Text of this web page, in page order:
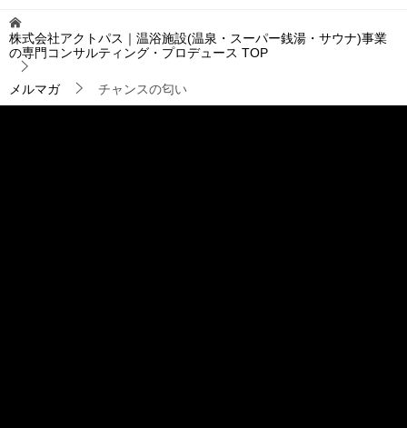
ゲ
ー
シ
ョ
ン
株式会社アクトパス｜温浴施設(温泉・スーパー銭湯・サウナ)事業
の専門コンサルティング・プロデュース TOP
メルマガ チャンスの匂い